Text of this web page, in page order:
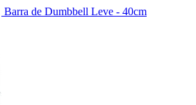
Barra de Dumbbell Leve - 40cm